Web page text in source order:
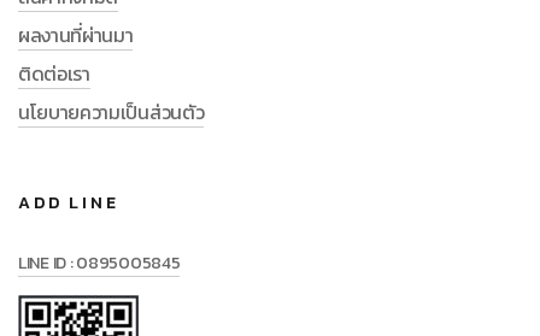
ผลงานที่ผ่านมา
ติดต่อเรา
นโยบายความเป็นส่วนตัว
ADD LINE
LINE ID : 0895005845